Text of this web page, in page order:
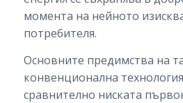
момента на нейното
потребителя.
Основните предимства на
конвенционална
сравнително ниската